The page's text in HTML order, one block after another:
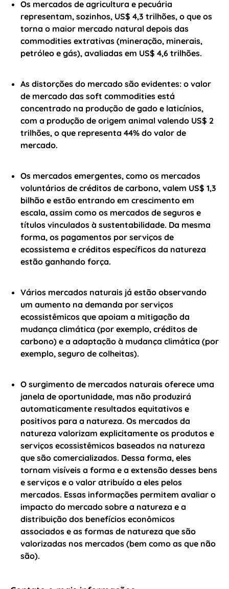
Os mercados de agricultura e pecuária
representam, sozinhos, US$ 4,3 trilhões, o que os
torna o maior mercado natural depois das
commodities extrativas (mineração, minerais,
petróleo e gás), avaliadas em US$ 4,6 trilhões.
As distorções do mercado são evidentes: o valor
de mercado das soft commodities está
concentrado na produção de gado e laticínios,
com a produção de origem animal valendo US$ 2
trilhões, o que representa 44% do valor de
mercado.
Os mercados emergentes, como os mercados
voluntários de créditos de carbono, valem US$ 1,3
bilhão e estão entrando em crescimento em
escala, assim como os mercados de seguros e
títulos vinculados à sustentabilidade. Da mesma
forma, os pagamentos por serviços de
ecossistema e créditos específicos da natureza
estão ganhando força.
Vários mercados naturais já estão observando
um aumento na demanda por serviços
ecossistêmicos que apoiam a mitigação da
mudança climática (por exemplo, créditos de
carbono) e a adaptação à mudança climática (por
exemplo, seguro de colheitas).
O surgimento de mercados naturais oferece uma
janela de oportunidade, mas não produzirá
automaticamente resultados equitativos e
positivos para a natureza. Os mercados da
natureza valorizam explicitamente os produtos e
serviços ecossistêmicos baseados na natureza
que são comercializados. Dessa forma, eles
tornam visíveis a forma e a extensão desses bens
e serviços e o valor atribuído a eles pelos
mercados. Essas informações permitem avaliar o
impacto do mercado sobre a natureza e a
distribuição dos benefícios econômicos
associados e as formas de natureza que são
valorizadas nos mercados (bem como as que não
são).